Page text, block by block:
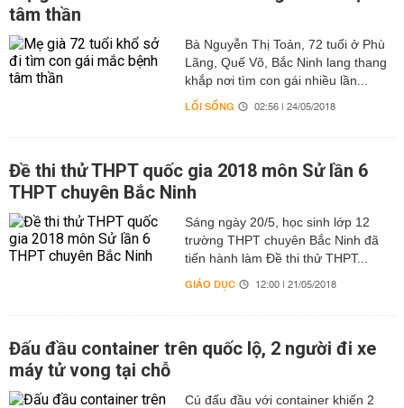
tâm thần
Bà Nguyễn Thị Toản, 72 tuổi ở Phù
Lãng, Quế Võ, Bắc Ninh lang thang
khắp nơi tìm con gái nhiều lần...
LỐI SỐNG 02:56 | 24/05/2018
Đề thi thử THPT quốc gia 2018 môn Sử lần 6
THPT chuyên Bắc Ninh
Sáng ngày 20/5, học sinh lớp 12
trường THPT chuyên Bắc Ninh đã
tiến hành làm Đề thi thử THPT...
GIÁO DỤC 12:00 | 21/05/2018
Đấu đầu container trên quốc lộ, 2 người đi xe
máy tử vong tại chỗ
Cú đấu đầu với container khiến 2